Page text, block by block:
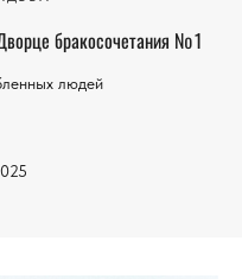
бракосочетания № 1
людей